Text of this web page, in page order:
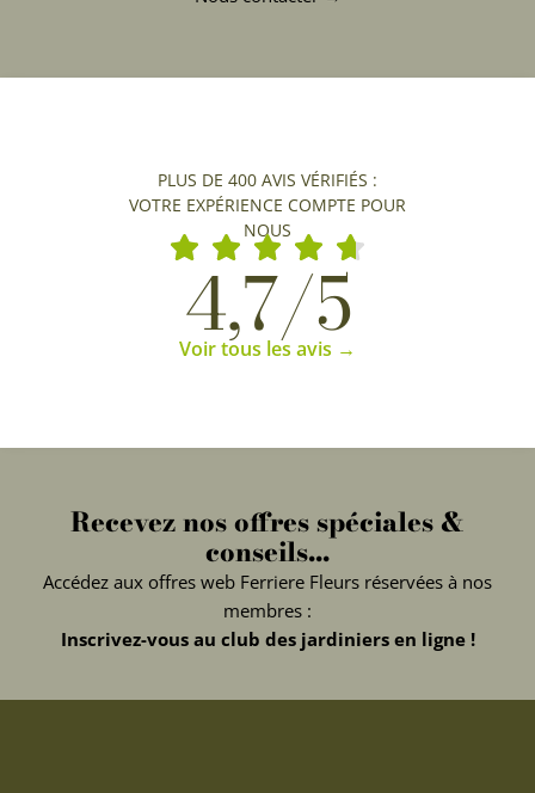
PLUS DE 400 AVIS VÉRIFIÉS :
VOTRE EXPÉRIENCE COMPTE POUR
NOUS
4,7/5
Voir tous les avis →
Recevez nos offres spéciales &
conseils...
Accédez aux offres web Ferriere Fleurs réservées à nos
membres :
Inscrivez-vous au club des jardiniers en ligne !